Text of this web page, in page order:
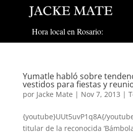
Hora local en Rosario:
Yumatle habló sobre
vestidos para fiestas y
por Jacke Mate | Nov 7, 2013 |
{youtube}UUt5uvP1q8A{/
titular de la reconocida